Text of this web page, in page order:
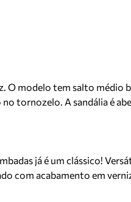
O modelo tem salto médio
tornozelo. A sandália é
já é um clássico!
com acabamento em